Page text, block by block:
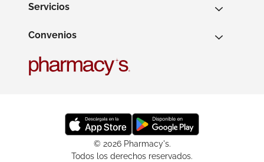
Servicios
Convenios
© 2026 Pharmacy's.
Todos los derechos reservados.